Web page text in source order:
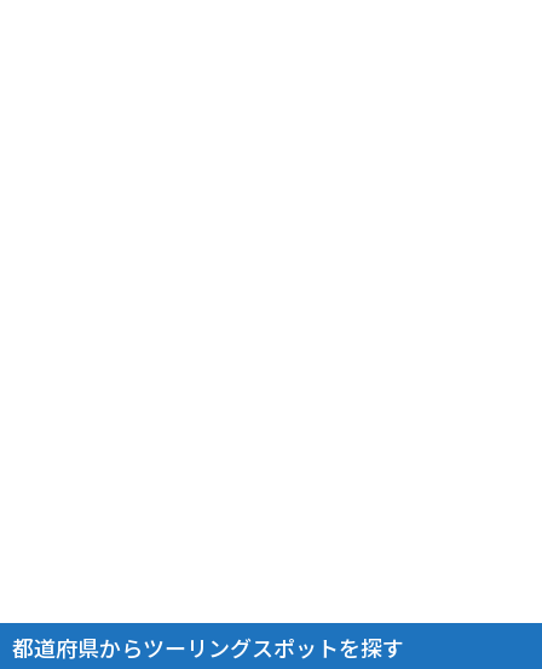
都道府県からツーリングスポットを探す